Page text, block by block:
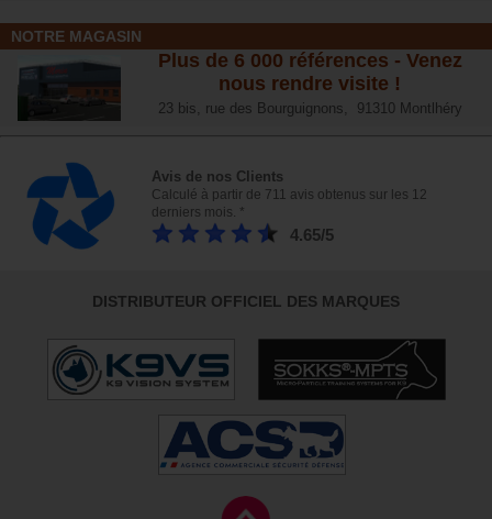
NOTRE MAGASIN
Plus de 6 000 références - Venez
nous rendre visite !
23 bis, rue des Bourguignons, 91310 Montlhéry
Avis de nos Clients
Calculé à partir de 711 avis obtenus sur les 12
derniers mois. *
4.65/5
DISTRIBUTEUR OFFICIEL DES MARQUES